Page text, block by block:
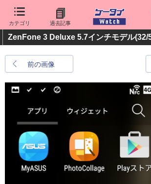
カテゴリ 過去記事
ZenFone 3 Deluxe 5.7インチモデル(32/
前の画像